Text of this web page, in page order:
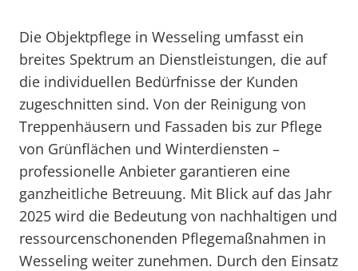
Die Objektpflege in Wesseling umfasst ein
breites Spektrum an Dienstleistungen, die auf
die individuellen Bedürfnisse der Kunden
zugeschnitten sind. Von der Reinigung von
Treppenhäusern und Fassaden bis zur Pflege
von Grünflächen und Winterdiensten –
professionelle Anbieter garantieren eine
ganzheitliche Betreuung. Mit Blick auf das Jahr
2025 wird die Bedeutung von nachhaltigen und
ressourcenschonenden Pflegemaßnahmen in
Wesseling weiter zunehmen. Durch den Einsatz